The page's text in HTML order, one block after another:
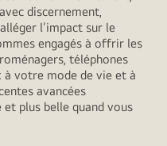
discernement,
l’impact sur le
engagés à offrir les
téléphones
à votre mode de vie et à
avancées
plus belle quand vous